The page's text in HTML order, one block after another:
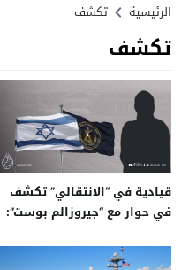
الرئيسية تكشف
تكشف
قيادية في “الانتقالي” تكشف
في حوار مع “جيروزالم بوست”:
ونسعى لتعاون سياسي معها..